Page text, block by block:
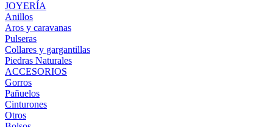
JOYERÍA
Anillos
Aros y caravanas
Pulseras
Collares y gargantillas
Piedras Naturales
ACCESORIOS
Gorros
Pañuelos
Cinturones
Otros